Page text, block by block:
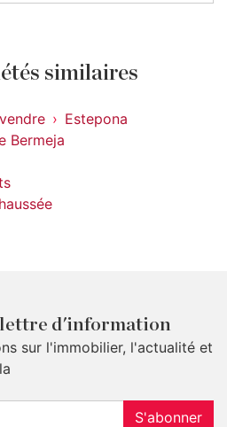
similaires
Estepona
Bermeja
lettre d'information
sur l'immobilier, l'actualité et
S'abonner